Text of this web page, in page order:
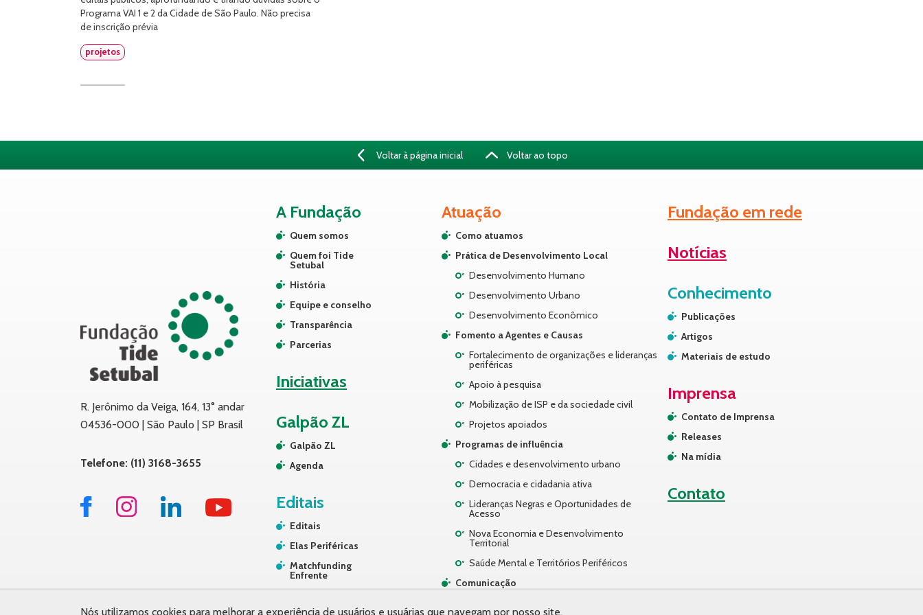
Programa VAI 1 e 2 da Cidade de São Paulo. Não precisa
de inscrição prévia
projetos
Voltar à página inicial Voltar ao topo
R. Jerônimo da Veiga, 164, 13° andar
04536-000 | São Paulo | SP Brasil
Telefone: (11) 3168-3655
A Fundação
Quem somos
Quem foi Tide
Setubal
História
Equipe e conselho
Transparência
Parcerias
Iniciativas
Galpão ZL
Galpão ZL
Agenda
Editais
Editais
Elas Periféricas
Matchfunding
Enfrente
Atuação
Como atuamos
Prática de Desenvolvimento Local
Desenvolvimento Humano
Desenvolvimento Urbano
Desenvolvimento Econômico
Fomento a Agentes e Causas
Fortalecimento de organizações e lideranças
periféricas
Apoio à pesquisa
Mobilização de ISP e da sociedade civil
Projetos apoiados
Programas de influência
Cidades e desenvolvimento urbano
Democracia e cidadania ativa
Lideranças Negras e Oportunidades de
Acesso
Nova Economia e Desenvolvimento
Territorial
Saúde Mental e Territórios Periféricos
Comunicação
Fundação em rede
Notícias
Conhecimento
Publicações
Artigos
Materiais de estudo
Imprensa
Contato de Imprensa
Releases
Na mídia
Contato
Nós utilizamos cookies para melhorar a experiência de usuários e usuárias que navegam por nosso site.